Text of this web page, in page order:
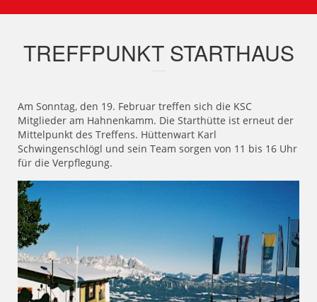
TREFFPUNKT STARTHAUS
Am Sonntag, den 19. Februar treffen sich die KSC
Mitglieder am Hahnenkamm. Die Starthütte ist erneut der
Mittelpunkt des Treffens. Hüttenwart Karl
Schwingenschlögl und sein Team sorgen von 11 bis 16 Uhr
für die Verpflegung.